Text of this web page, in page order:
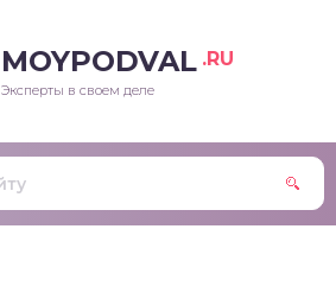
MOYPODVAL .RU
Эксперты в своем деле